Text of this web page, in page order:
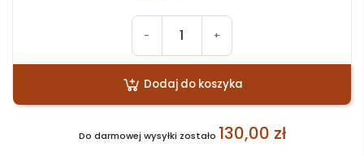
- +
Dodaj do koszyka
Do darmowej wysyłki zostało 130,00 zł